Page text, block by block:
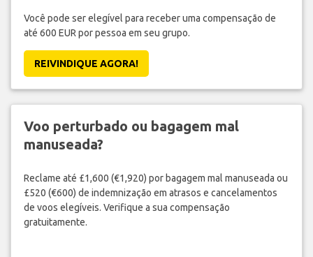
Você pode ser elegível para receber uma compensação de
até 600 EUR por pessoa em seu grupo.
REIVINDIQUE AGORA!
Voo perturbado ou bagagem mal
manuseada?
Reclame até £1,600 (€1,920) por bagagem mal manuseada ou
£520 (€600) de indemnização em atrasos e cancelamentos
de voos elegíveis. Verifique a sua compensação
gratuitamente.